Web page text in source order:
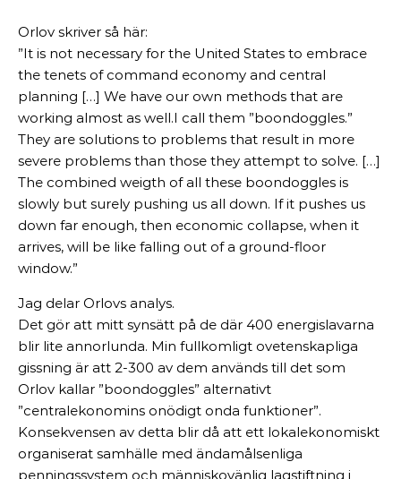
Orlov skriver så här:
”It is not necessary for the United States to embrace
the tenets of command economy and central
planning […] We have our own methods that are
working almost as well.I call them ”boondoggles.”
They are solutions to problems that result in more
severe problems than those they attempt to solve. […]
The combined weigth of all these boondoggles is
slowly but surely pushing us all down. If it pushes us
down far enough, then economic collapse, when it
arrives, will be like falling out of a ground-floor
window.”
Jag delar Orlovs analys.
Det gör att mitt synsätt på de där 400 energislavarna
blir lite annorlunda. Min fullkomligt ovetenskapliga
gissning är att 2-300 av dem används till det som
Orlov kallar ”boondoggles” alternativt
”centralekonomins onödigt onda funktioner”.
Konsekvensen av detta blir då att ett lokalekonomiskt
organiserat samhälle med ändamålsenliga
penningssystem och människovänlig lagstiftning i